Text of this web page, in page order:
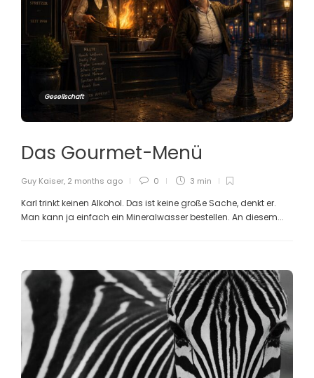
Gesellschaft
Das Gourmet-Menü
Guy Kaiser, 2 months ago 0 3 min
Karl trinkt keinen Alkohol. Das ist keine große Sache, denkt er.
Man kann ja einfach ein Mineralwasser bestellen. An diesem...